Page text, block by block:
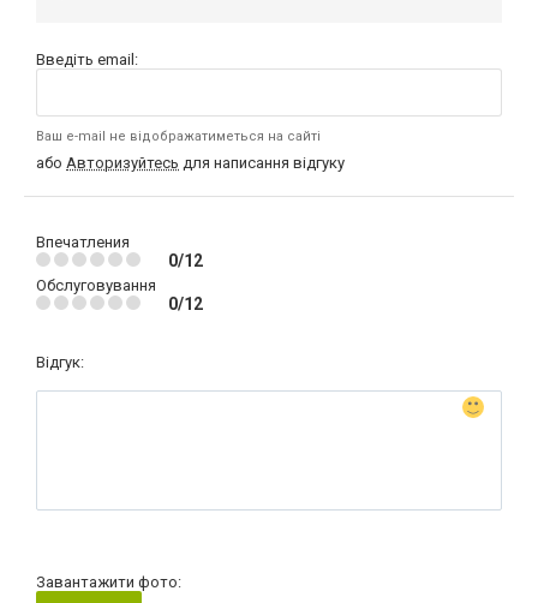
Введіть email:
Ваш e-mail не відображатиметься на сайті
або Авторизуйтесь для написання відгуку
Впечатления
0/12
Обслуговування
0/12
Відгук:
Завантажити фото: